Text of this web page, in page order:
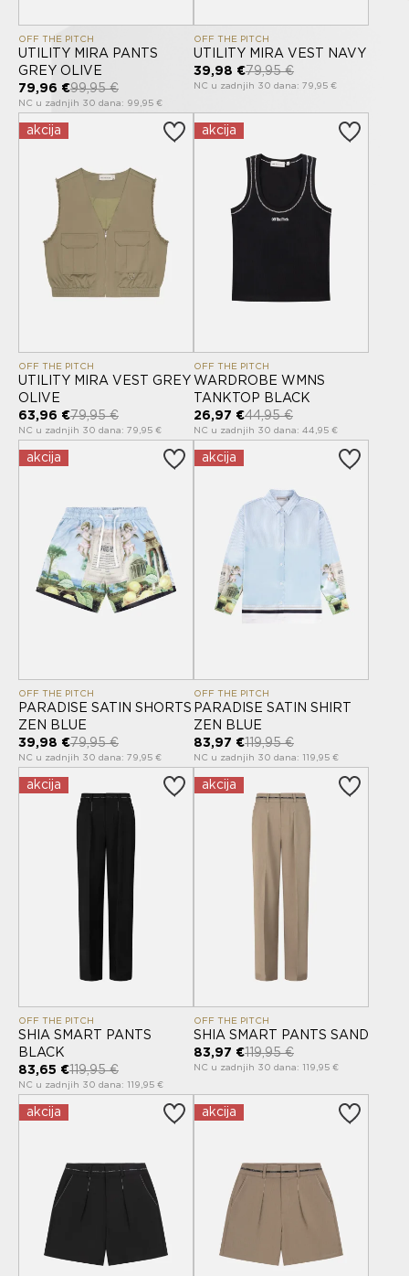
OFF THE PITCH
UTILITY MIRA PANTS
GREY OLIVE
79,96 €99,95 €
NC u zadnjih 30 dana: 99,95 €
OFF THE PITCH
UTILITY MIRA VEST NAVY
39,98 €79,95 €
NC u zadnjih 30 dana: 79,95 €
akcija
OFF THE PITCH
UTILITY MIRA VEST GREY
OLIVE
63,96 €79,95 €
NC u zadnjih 30 dana: 79,95 €
akcija
OFF THE PITCH
WARDROBE WMNS
TANKTOP BLACK
26,97 €44,95 €
NC u zadnjih 30 dana: 44,95 €
akcija
OFF THE PITCH
PARADISE SATIN SHORTS
ZEN BLUE
39,98 €79,95 €
NC u zadnjih 30 dana: 79,95 €
akcija
OFF THE PITCH
PARADISE SATIN SHIRT
ZEN BLUE
83,97 €119,95 €
NC u zadnjih 30 dana: 119,95 €
akcija
OFF THE PITCH
SHIA SMART PANTS
BLACK
83,65 €119,95 €
NC u zadnjih 30 dana: 119,95 €
akcija
OFF THE PITCH
SHIA SMART PANTS SAND
83,97 €119,95 €
NC u zadnjih 30 dana: 119,95 €
akcija akcija